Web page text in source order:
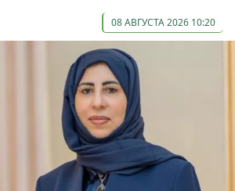
08 АВГУСТА 2026 10:20